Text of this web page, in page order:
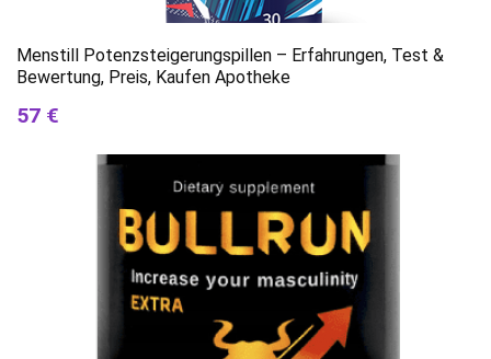
Menstill Potenzsteigerungspillen – Erfahrungen, Test &
Bewertung, Preis, Kaufen Apotheke
57 €